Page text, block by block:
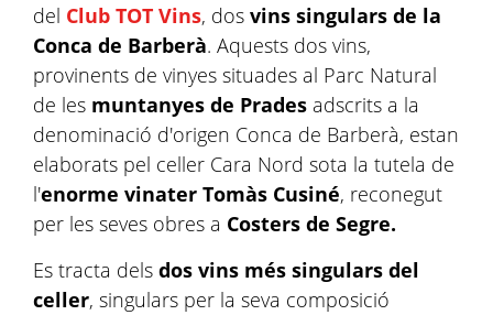
del Club TOT Vins, dos vins singulars de la
Conca de Barberà. Aquests dos vins,
provinents de vinyes situades al Parc Natural
de les muntanyes de Prades adscrits a la
denominació d'origen Conca de Barberà, estan
elaborats pel celler Cara Nord sota la tutela de
l'enorme vinater Tomàs Cusiné, reconegut
per les seves obres a Costers de Segre.
Es tracta dels dos vins més singulars del
celler, singulars per la seva composició